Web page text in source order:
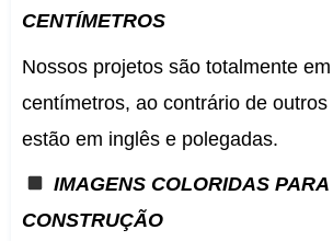
CENTÍMETROS
Nossos projetos são totalmente
centímetros, ao contrário de
estão em inglês e polegadas.
IMAGENS COLORIDAS
CONSTRUÇÃO